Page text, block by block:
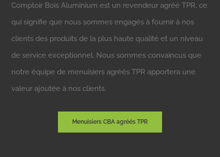
Comptoir Bois Aluminium est un revendeur agréé TPR, ce
qui signifie que nous sommes engagés à fournir à nos
clients des produits de la plus haute qualité et un niveau
de service exceptionnel. Nous sommes convaincus que
notre équipe de menuisiers agréés TPR apportera une
valeur ajoutée à nos clients.
Menuisiers CBA agréés TPR